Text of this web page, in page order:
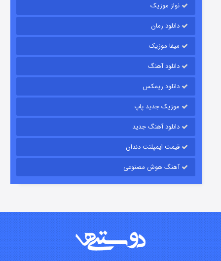
قسمت
شوگر فصل ۲
نواز موزیک
دانلود رمان
میفا موزیک
دانلود آهنگ
دانلود ریمکس
موزیک جدید پاپ
دانلود آهنگ جدید
قیمت ایمپلنت دندان
آهنگ هوش مصنوعی